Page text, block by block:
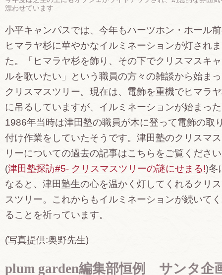
漂わせています
小平キャンパスでは、今年もハーツホン・ホール
ヒマラヤ杉に華やかなイルミネーションが灯され
た。「ヒマラヤ杉を飾り、その下でクリスマスキ
ルを歌いたい」という職員の方々の雑談から始ま
クリスマスツリー。現在は、電飾を重機でヒマラ
に吊るしていますが、イルミネーションが始まった
1986年当時は津田塾の職員が木に登って電飾の取
付け作業をしていたそうです。津田塾のクリスマ
リーについての過去の記事はこちらをご覧くださ
(津田塾探訪#5- クリスマスツリーの謎にせまる!)冬
なると、津田塾生の心を温かく灯してくれるクリ
スツリー。これからもイルミネーションが続いて
ることを祈っています。
(写真提供:奥野先生)
plum garden編集部恒例 サンタ企